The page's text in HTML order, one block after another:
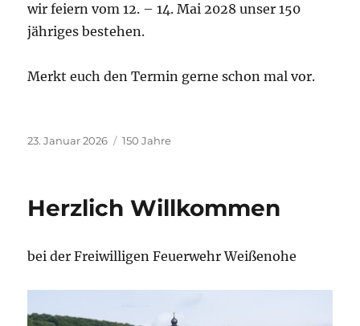
wir feiern vom 12. – 14. Mai 2028 unser 150
jähriges bestehen.
Merkt euch den Termin gerne schon mal vor.
Veröffentlicht
23. Januar 2026 Kategorien
150 Jahre
Herzlich Willkommen
bei der Freiwilligen Feuerwehr Weißenohe